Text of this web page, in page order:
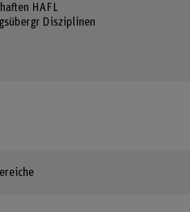
HAFL
Disziplinen